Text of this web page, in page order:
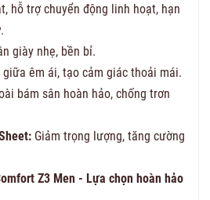
hỗ trợ chuyển động linh hoạt, hạn
giày nhẹ, bền bỉ.
giữa êm ái, tạo cảm giác thoải mái.
bám sân hoàn hảo, chống trơn
Giảm trọng lượng, tăng cường
Z3 Men - Lựa chọn hoàn hảo